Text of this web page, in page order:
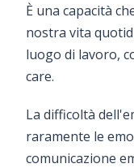
È una capacità
nostra vita
luogo di lavoro,
care.
La difficoltà
raramente le
comunicazione